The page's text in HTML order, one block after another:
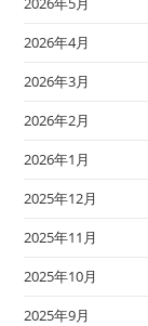
2026年4月
2026年3月
2026年2月
2026年1月
2025年12月
2025年11月
2025年10月
2025年9月